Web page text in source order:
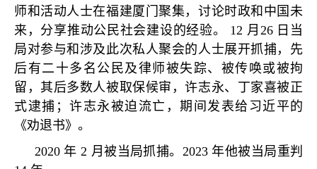
师和活动人士在福建厦门聚集，讨论时政和中国未
来，分享推动公民社会建设的经验。
12 月 26 日当
局对参与和涉及此次私人聚会的人士展开抓捕，先
后有二十多名公民及律师被失踪、被传唤或被拘
留，其后多数人被取保候审，许志永、丁家喜被正
式逮捕；许志永被迫流亡，期间发表给习近平的
《劝退书》。
2020年 2 月被当局抓捕。 2023年他被当局重判